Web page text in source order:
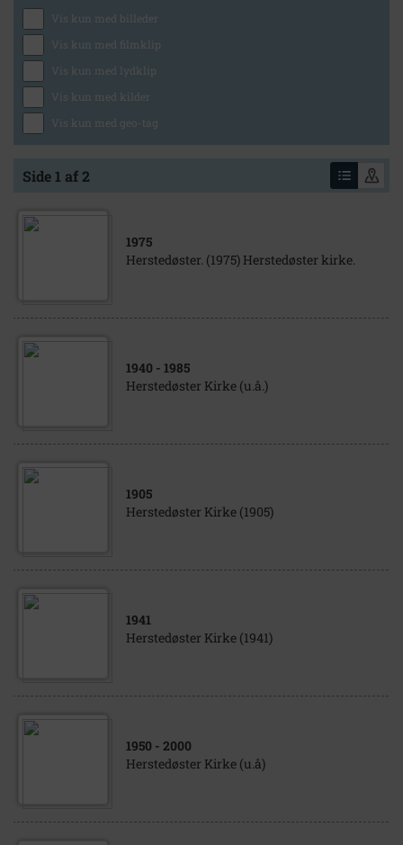
Vis kun med billeder
Vis kun med filmklip
Vis kun med lydklip
Vis kun med kilder
Vis kun med geo-tag
Side 1 af 2
1975
Herstedøster. (1975) Herstedøster kirke.
1940 - 1985
Herstedøster Kirke (u.å.)
1905
Herstedøster Kirke (1905)
1941
Herstedøster Kirke (1941)
1950 - 2000
Herstedøster Kirke (u.å)